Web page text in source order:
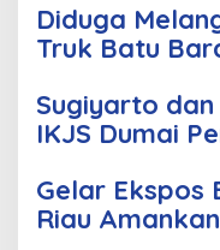
Diduga
Truk Batu
Sugiyarto
IKJS Dumai
Gelar Ekspos
Riau